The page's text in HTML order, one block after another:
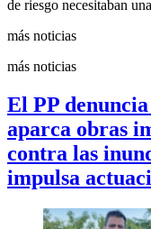
de riesgo necesitaban
más noticias
más noticias
El PP
aparca obras
contra las
impulsa